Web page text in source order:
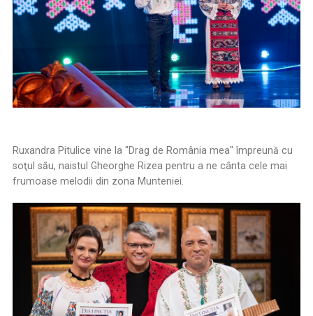
Ruxandra Pitulice vine la "Drag de România mea" împreună cu
soţul său, naistul Gheorghe Rizea pentru a ne cânta cele mai
frumoase melodii din zona Munteniei.